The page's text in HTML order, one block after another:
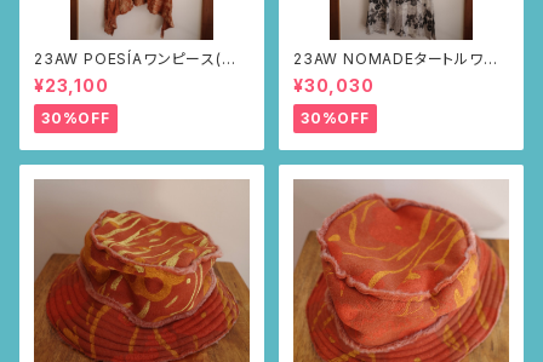
23AW POESÍAワンピース(ブラ
ウン・サボテンの山道柄)
¥23,100
30%OFF
23AW NOMADEタートルワン
ピース(メランジグレー・サボテ
ンの山道柄)
¥30,030
30%OFF